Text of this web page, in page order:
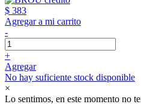
$ 383
Agregar a mi carrito
-
+
Agregar
No hay suficiente stock disponible
×
Lo sentimos, en este momento no